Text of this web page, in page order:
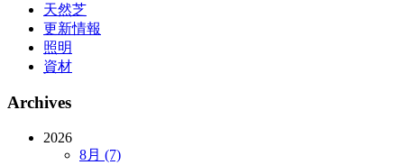
天然芝
更新情報
照明
資材
Archives
2026
8月 (7)